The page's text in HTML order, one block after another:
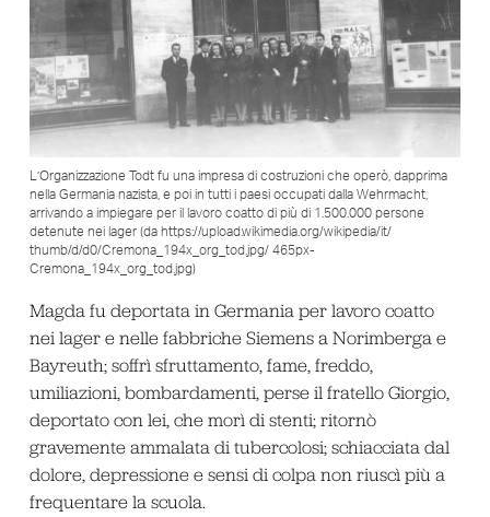
L’Organizzazione Todt fu una impresa di costruzioni che operò, dapprima
nella Germania nazista, e poi in tutti i paesi occupati dalla Wehrmacht,
arrivando a impiegare per il lavoro coatto di più di 1.500.000 persone
detenute nei lager (da https://upload.wikimedia.org/wikipedia/it/
thumb/d/d0/Cremona_194x_org_tod.jpg/ 465px-
Cremona_194x_org_tod.jpg)
Magda fu deportata in Germania per lavoro coatto
nei lager e nelle fabbriche Siemens a Norimberga e
Bayreuth; soffrì sfruttamento, fame, freddo,
umiliazioni, bombardamenti, perse il fratello Giorgio,
deportato con lei, che morì di stenti; ritornò
gravemente ammalata di tubercolosi; schiacciata dal
dolore, depressione e sensi di colpa non riuscì più a
frequentare la scuola.